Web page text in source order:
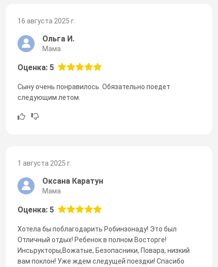
16 августа 2025 г.
Ольга И.
Мама
Оценка: 5
Сыну очень понравилось. Обязательно поедет
следующим летом.
1 августа 2025 г.
Оксана Каратун
Мама
Оценка: 5
Хотела бы поблагодарить Робинзонаду! Это был
Отличный отдых! Ребенок в полном Восторге!
Инсьрукторы,Вожатые, Безопасники, Повара, низкий
вам поклон! Уже ждем следущей поездки! Спасибо